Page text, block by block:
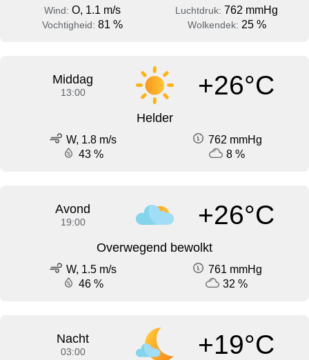
Wind: O, 1.1 m/s Luchtdruk: 762 mmHg
Vochtigheid: 81 % Wolkendek: 25 %
Middag
13:00 +26°C
Helder
W, 1.8 m/s
762 mmHg
43 %
8 %
Avond
19:00 +26°C
Overwegend bewolkt
W, 1.5 m/s
761 mmHg
46 %
32 %
Nacht
03:00 +19°C